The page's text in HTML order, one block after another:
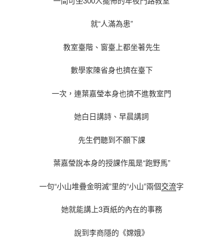
就“人滿為患”
教室臺階、窗臺上都坐著先生
數學家陳省身也擠在臺下
一次，連葉嘉瑩本身也擠不進教室門
她白日講詩、早晨講詞
先生們聽到不願下課
葉嘉瑩說本身的授課作風是“跑野馬”
一句“小山堆疊金明滅”里的“小山”兩個交流字
她就能講上3頁紙的內在的事務
說到李商隱的《嫦娥》